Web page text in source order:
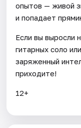
опытов — живой
и попадает
Если вы выросли
гитарных соло
заряженный
приходите!
12+